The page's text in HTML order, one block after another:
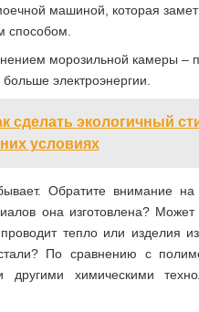
машиной, которая
способом.
морозильной камеры –
электроэнергии.
сделать экологичный
условиях
Обратите внимание на
она изготовлена?
тепло или изделия
По сравнению с
другими химическими